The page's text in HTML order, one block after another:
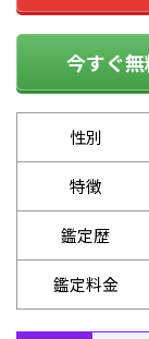
今すぐ
性別
特徴
鑑定歴
鑑定料金